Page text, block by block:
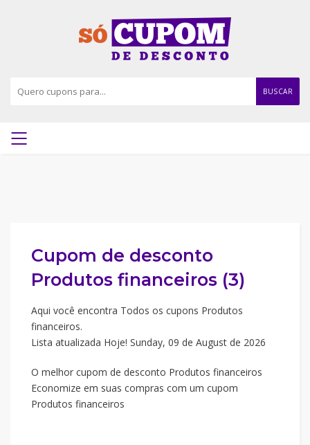
BUSCAR
Cupom de desconto
Produtos financeiros (3)
Aqui você encontra Todos os cupons Produtos
financeiros.
Lista atualizada Hoje! Sunday, 09 de August de 2026
O melhor cupom de desconto Produtos financeiros
Economize em suas compras com um cupom
Produtos financeiros